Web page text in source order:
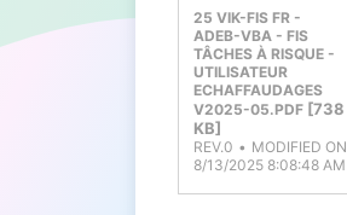
25 VIK-FIS FR -
ADEB-VBA - FIS
TÂCHES À RISQUE -
UTILISATEUR
ECHAFFAUDAGES
V2025-05.PDF 738
KB
REV.0
MODIFIED ON
8/13/2025 8:08:48 AM